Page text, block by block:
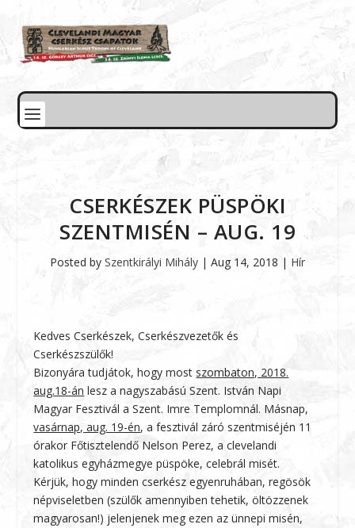
CSERKÉSZEK PÜSPÖKI
SZENTMISÉN – AUG. 19
Posted by Szentkirályi Mihály | Aug 14, 2018 | Hír
Kedves Cserkészek, Cserkészvezetők és
Cserkészszülők!
Bizonyára tudjátok, hogy most szombaton, 2018.
aug.18-án lesz a nagyszabásúSzent. István Napi
Magyar Fesztivál a Szent. Imre Templomnál. Másnap,
vasárnap, aug. 19-én, a fesztivál záró szentmiséjén 11
órakor Főtisztelendő Nelson Perez, a clevelandi
katolikus egyházmegye püspöke, celebrál misét.
Kérjük, hogyminden cserkész egyenruhában, regösök
népviseletben (szülők amennyiben tehetik, öltözzenek
magyarosan!) jelenjenek meg ezen az ünnepi misén,